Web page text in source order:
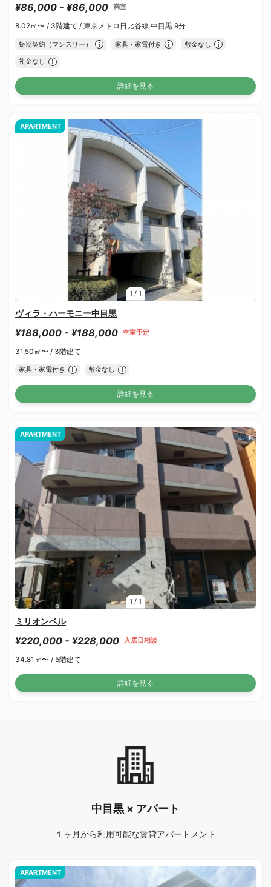
¥86,000 - ¥86,000 満室
8.02㎡〜 / 3階建て / 東京メトロ日比谷線 中目黒 9分
短期契約（マンスリー） 家具・家電付き 敷金なし
礼金なし
詳細を見る
1 / 1
APARTMENT
ヴィラ・ハーモニー中目黒
¥188,000 - ¥188,000 空室予定
31.50㎡〜 / 3階建て
家具・家電付き 敷金なし
詳細を見る
1 / 1
APARTMENT
ミリオンベル
¥220,000 - ¥228,000 入居日相談
34.81㎡〜 / 5階建て
詳細を見る
中目黒 × アパート
１ヶ月から利用可能な賃貸アパートメント
APARTMENT